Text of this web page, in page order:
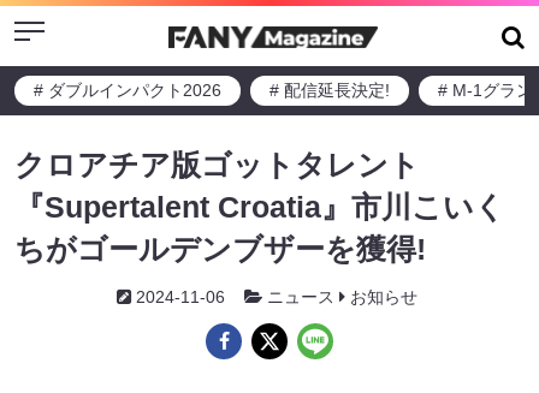
Menu
# ダブルインパクト2026 # 配信延長決定! # M-1グラン
クロアチア版ゴットタレント
『Supertalent Croatia』市川こいく
ちがゴールデンブザーを獲得!
2024-11-06 ニュース お知らせ